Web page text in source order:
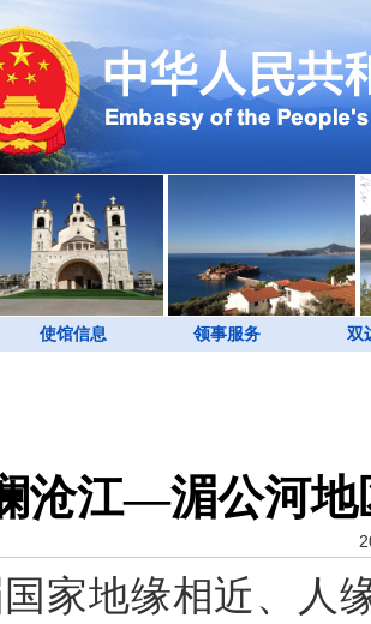
使馆信息 领事服务 双
沧江—湄公河地
家地缘相近、人